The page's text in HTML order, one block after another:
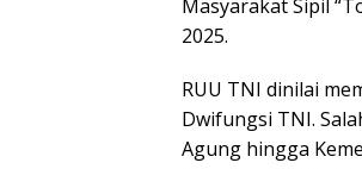
Masyarakat Sipil
2025.
RUU TNI dinilai
Dwifungsi TNI.
Agung hingga